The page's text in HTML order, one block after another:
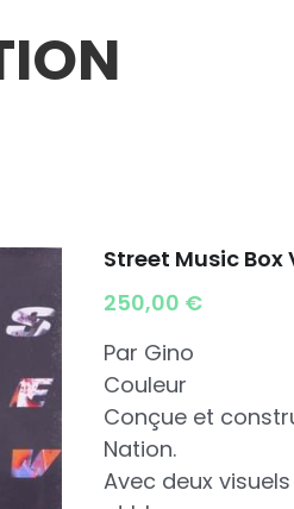
Street Music Box
250,00 €
Par Gino
Couleur
Conçue et
Nation.
Avec deux